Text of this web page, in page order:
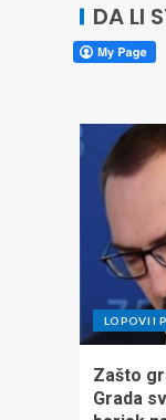
DA LI
LOPOVI I
Zašto
Grada